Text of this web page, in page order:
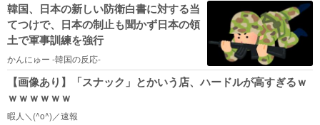
韓国、日本の新しい防衛白書に対する当
てつけで、日本の制止も聞かず日本の領
土で軍事訓練を強行
かんにゅー -韓国の反応-
【画像あり】「スナック」とかいう店、ハードルが高すぎるｗ
ｗｗｗｗｗｗ
暇人＼(^o^)／速報